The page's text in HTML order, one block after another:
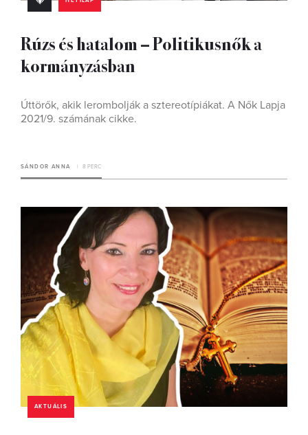
Rúzs és hatalom – Politikusnők a
kormányzásban
Úttörők, akik lerombolják a sztereotípiákat. A Nők Lapja
2021/9. számának cikke.
SÁNDOR ANNA 8 PERC
AKTUÁLIS